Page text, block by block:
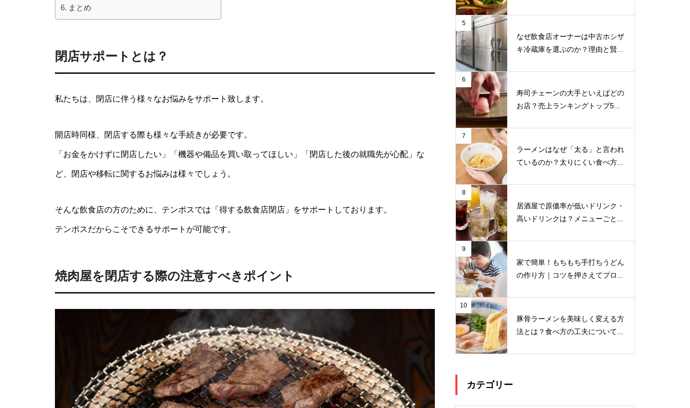
まとめ
閉店サポートとは？
私たちは、閉店に伴う様々なお悩みをサポート致します。
開店時同様、閉店する際も様々な手続きが必要です。
「お金をかけずに閉店したい」「機器や備品を買い取ってほしい」「閉店した後の就職先が心配」な
ど、閉店や移転に関するお悩みは様々でしょう。
そんな飲食店の方のために、テンポスでは「得する飲食店閉店」をサポートしております。
テンポスだからこそできるサポートが可能です。
焼肉屋を閉店する際の注意すべきポイント
5
なぜ飲食店オーナーは中古ホシザ
キ冷蔵庫を選ぶのか？理由と賢...
6
寿司チェーンの大手といえばどの
お店？売上ランキングトップ5...
7
ラーメンはなぜ「太る」と言われ
ているのか？太りにくい食べ方...
8
居酒屋で原価率が低いドリンク・
高いドリンクは？メニューごと...
9
家で簡単！もちもち手打ちうどん
の作り方｜コツを押さえてプロ...
10
豚骨ラーメンを美味しく変える方
法とは？食べ方の工夫について...
カテゴリー